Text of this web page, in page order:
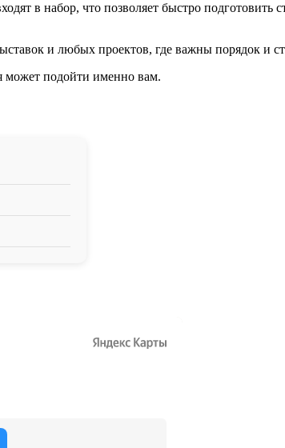
в набор, что позволяет быстро подготовить
и любых проектов, где важны порядок и
может подойти именно вам.